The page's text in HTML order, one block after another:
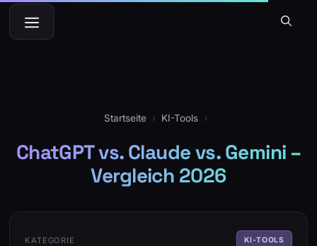
Zum
Inhalt
springen
Menü
Startseite › KI-Tools ›
ChatGPT vs. Claude vs. Gemini –
Vergleich 2026
KATEGORIE KI-TOOLS